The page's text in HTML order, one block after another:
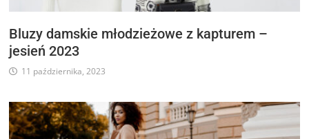
Bluzy damskie młodzieżowe z kapturem –
jesień 2023
11 października, 2023